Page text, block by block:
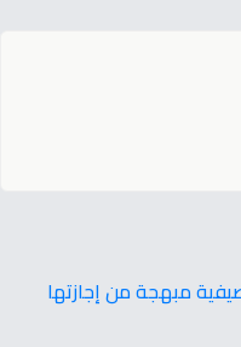
مبهجة من إجازتها